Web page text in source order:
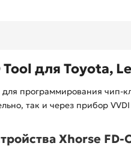
Tool для Toyota,
программирования чип-
так и через прибор VVDI
Xhorse FD-